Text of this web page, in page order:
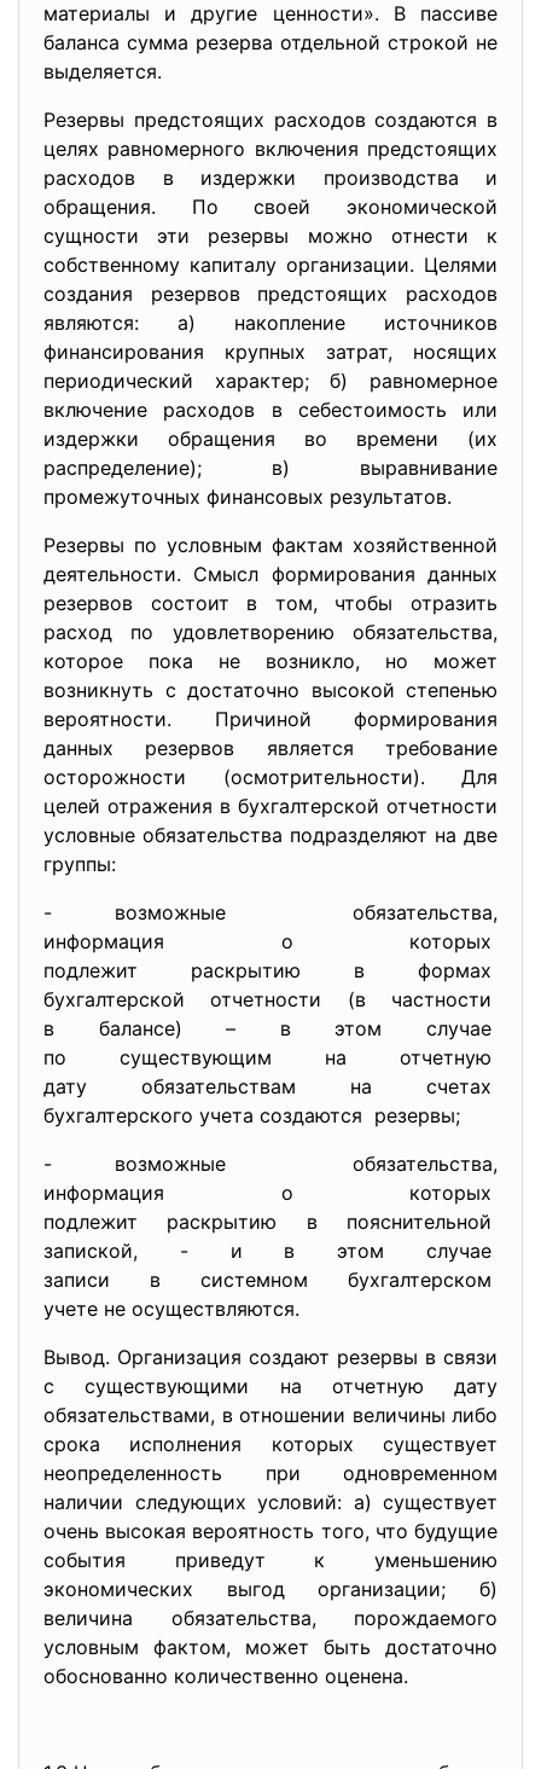
материалы и другие ценности». В пассиве
баланса сумма резерва отдельной строкой не
выделяется.
Резервы предстоящих расходов создаются в
целях равномерного включения предстоящих
расходов в издержки производства и
обращения. По своей экономической
сущности эти резервы можно отнести к
собственному капиталу организации. Целями
создания резервов предстоящих расходов
являются: а) накопление источников
финансирования крупных затрат, носящих
периодический характер; б) равномерное
включение расходов в себестоимость или
издержки обращения во времени (их
распределение); в) выравнивание
промежуточных финансовых результатов.
Резервы по условным фактам хозяйственной
деятельности. Смысл формирования данных
резервов состоит в том, чтобы отразить
расход по удовлетворению обязательства,
которое пока не возникло, но может
возникнуть с достаточно высокой степенью
вероятности. Причиной формирования
данных резервов является требование
осторожности (осмотрительности). Для
целей отражения в бухгалтерской отчетности
условные обязательства подразделяют на две
группы:
- возможные обязательства,
информация о которых
подлежит раскрытию в формах
бухгалтерской отчетности (в частности
в балансе) – в этом случае
по существующим на отчетную
дату обязательствам на счетах
бухгалтерского учета создаются резервы;
- возможные обязательства,
информация о которых
подлежит раскрытию в пояснительной
запиской, - и в этом случае
записи в системном бухгалтерском
учете не осуществляются.
Вывод. Организация создают резервы в связи
с существующими на отчетную дату
обязательствами, в отношении величины либо
срока исполнения которых существует
неопределенность при одновременном
наличии следующих условий: а) существует
очень высокая вероятность того, что будущие
события приведут к уменьшению
экономических выгод организации; б)
величина обязательства, порождаемого
условным фактом, может быть достаточно
обоснованно количественно оценена.